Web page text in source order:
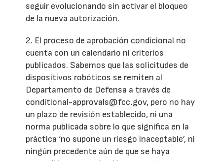
seguir evolucionando sin activar el bloqueo
de la nueva autorización.
2. El proceso de aprobación condicional no
cuenta con un calendario ni criterios
publicados. Sabemos que las solicitudes de
dispositivos robóticos se remiten al
Departamento de Defensa a través de
conditional-approvals@fcc.gov, pero no hay
un plazo de revisión establecido, ni una
norma publicada sobre lo que significa en la
práctica ‘no supone un riesgo inaceptable’, ni
ningún precedente aún de que se haya